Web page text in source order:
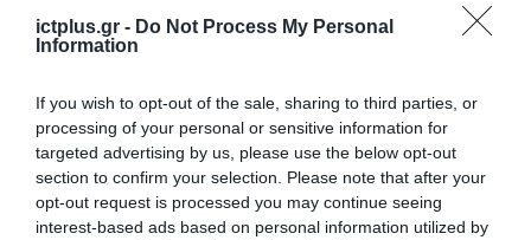
ictplus.gr - Do Not Process My Personal
Information
If you wish to opt-out of the sale, sharing to third parties, or
processing of your personal or sensitive information for
targeted advertising by us, please use the below opt-out
section to confirm your selection. Please note that after your
opt-out request is processed you may continue seeing
interest-based ads based on personal information utilized by
Αθανασίου συνεργάστηκε στενά με τον Γιώργο
Παπαδάκη και τη Σεμίνα Διγενή στην
εκπομπής «Τρεις στον αέρα» ενώ με την έλευση
της ιδιωτικής τηλεόρασης συνεργάστηκε με […]